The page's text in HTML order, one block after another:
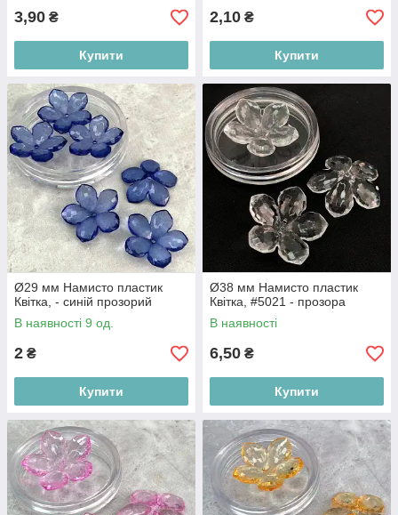
3,90 ₴
Купити
2,10 ₴
Купити
Ø29 мм Намисто пластик
Квітка, - синій прозорий
В наявності 9 од.
2 ₴
Купити
Ø38 мм Намисто пластик
Квітка, #5021 - прозора
В наявності
6,50 ₴
Купити